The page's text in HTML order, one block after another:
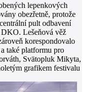
lepenkových
obezřetně, protože
pult odbavení
Lešeňová věž
korespondovalo
také platformu pro
Svätopluk Mikyta,
grafikem festivalu